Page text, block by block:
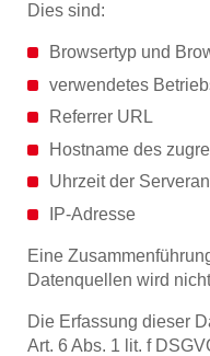
Dies sind:
Browsertyp und
verwendetes
Referrer URL
Hostname des
Uhrzeit der
IP-Adresse
Eine
Datenquellen wird
Die Erfassung dieser
Art. 6 Abs. 1 lit. f